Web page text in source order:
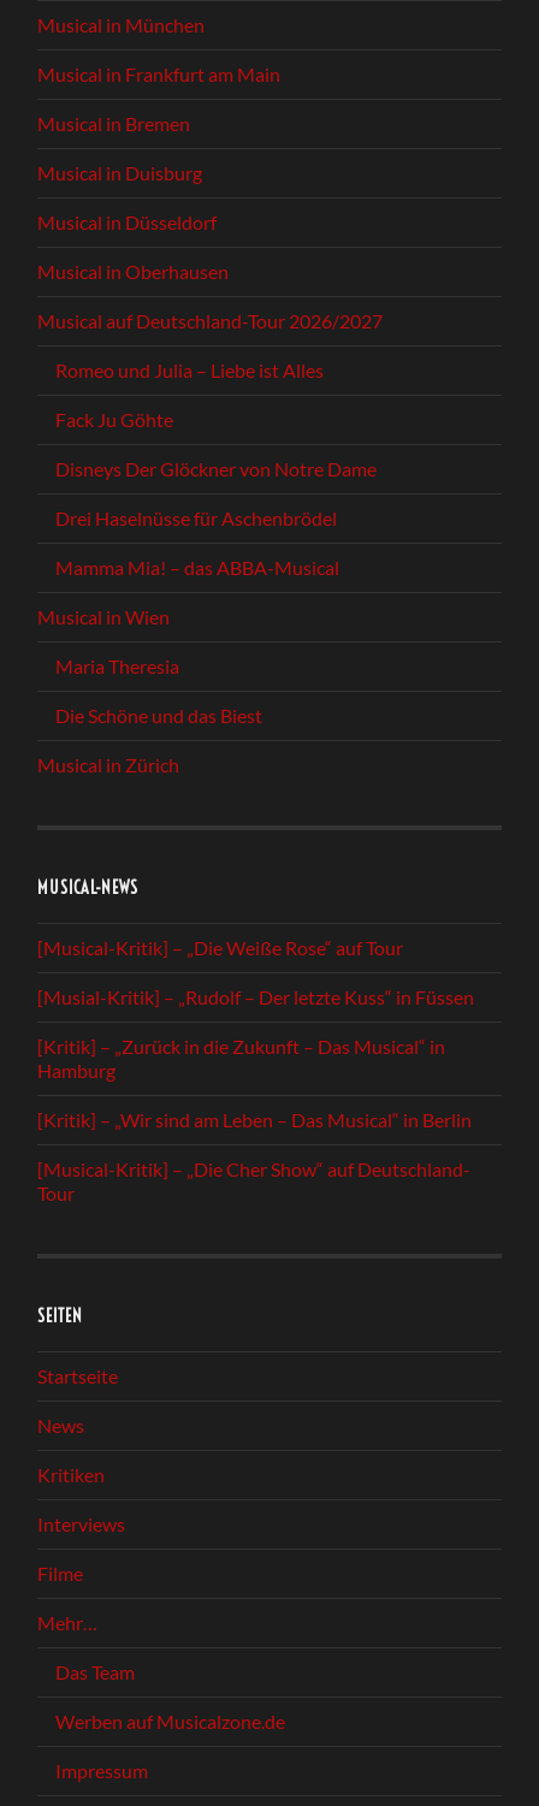
Musical in München
Musical in Frankfurt am Main
Musical in Bremen
Musical in Duisburg
Musical in Düsseldorf
Musical in Oberhausen
Musical auf Deutschland-Tour 2026/2027
Romeo und Julia – Liebe ist Alles
Fack Ju Göhte
Disneys Der Glöckner von Notre Dame
Drei Haselnüsse für Aschenbrödel
Mamma Mia! – das ABBA-Musical
Musical in Wien
Maria Theresia
Die Schöne und das Biest
Musical in Zürich
MUSICAL-NEWS
[Musical-Kritik] – „Die Weiße Rose“ auf Tour
[Musial-Kritik] – „Rudolf – Der letzte Kuss“ in Füssen
[Kritik] – „Zurück in die Zukunft – Das Musical“ in
Hamburg
[Kritik] – „Wir sind am Leben – Das Musical“ in Berlin
[Musical-Kritik] – „Die Cher Show“ auf Deutschland-
Tour
SEITEN
Startseite
News
Kritiken
Interviews
Filme
Mehr…
Das Team
Werben auf Musicalzone.de
Impressum